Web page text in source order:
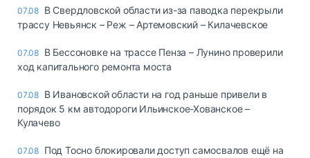
07.08 В Свердловской области из-за паводка перекрыли
трассу Невьянск – Реж – Артемовский – Килачевское
07.08 В Бессоновке на трассе Пенза – Лунино проверили
ход капитального ремонта моста
07.08 В Ивановской области на год раньше привели в
порядок 5 км автодороги Ильинское-Хованское –
Кулачево
07.08 Под Тосно блокировали доступ самосвалов ещё на